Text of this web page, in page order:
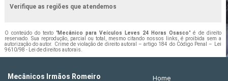
Verifique as regiões que atendemos
O conteúdo do texto "Mecânico para Veículos Leves 24 Horas Osasco" é de direito
reservado. Sua reprodução, parcial ou total, mesmo citando nossos links, é proibida sem a
autorização do autor. Crime de violação de direito autoral – artigo 184 do Código Penal –
Lei
9610/98 - Lei de direitos autorais.
Mecânicos Irmãos Romeiro
Home